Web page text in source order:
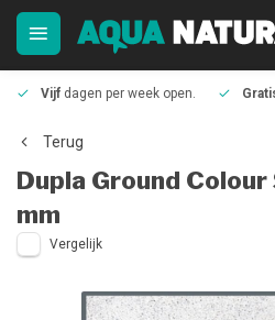
Vijf dagen per week open.
Terug
Dupla Ground
mm
Vergelijk